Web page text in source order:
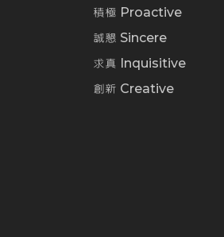
積極 Proactive
誠懇 Sincere
求真 Inquisitive
創新 Creative